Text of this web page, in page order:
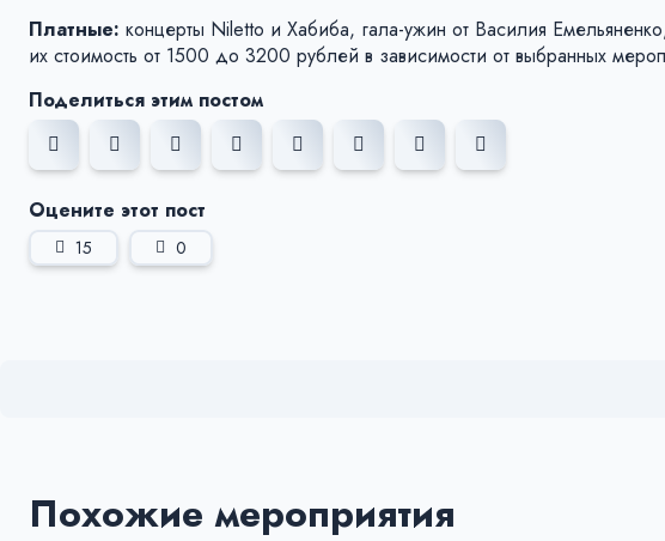
Платные: концерты Niletto и Хабиба, гала-ужин от Василия
их стоимость от 1500 до 3200 рублей в зависимости от выбранных
Поделиться этим постом
Оцените этот пост
15 0
Похожие мероприятия